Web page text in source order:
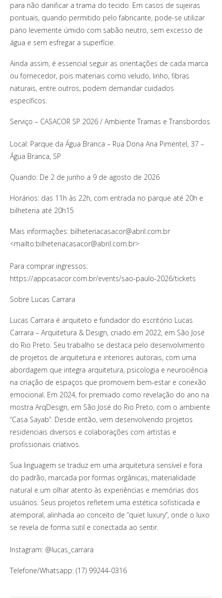
para não danificar a trama do tecido. Em casos de sujeiras
pontuais, quando permitido pelo fabricante, pode-se utilizar
pano levemente úmido com sabão neutro, sem excesso de
água e sem esfregar a superfície.
Ainda assim, é essencial seguir as orientações de cada marca
ou fornecedor, pois materiais como veludo, linho, fibras
naturais, entre outros, podem demandar cuidados
específicos.
Serviço – CASACOR SP 2026 / Ambiente Tramas e Transbordos
Local: Parque da Água Branca – Rua Dona Ana Pimentel, 37 –
Água Branca, SP
Quando: De 2 de junho a 9 de agosto de 2026
Horários: das 11h às 22h, com entrada no parque até 20h e
bilheteria até 20h15
Mais informações: bilheteriacasacor@abril.com.br
<mailto:bilheteriacasacor@abril.com.br>
Para comprar ingressos:
https://appcasacor.com.br/events/sao-paulo-2026/tickets
Sobre Lucas Carrara
Lucas Carrara é arquiteto e fundador do escritório Lucas
Carrara – Arquitetura & Design, criado em 2022, em São José
do Rio Preto. Seu trabalho se destaca pelo desenvolvimento
de projetos de arquitetura e interiores autorais, com uma
abordagem que integra arquitetura, psicologia e neurociência
na criação de espaços que promovem bem-estar e conexão
emocional. Em 2024, foi premiado como revelação do ano na
mostra ArqDesign, em São José do Rio Preto, com o ambiente
“Casa Sayab”. Desde então, vem desenvolvendo projetos
residenciais diversos e colaborações com artistas e
profissionais criativos.
Sua linguagem se traduz em uma arquitetura sensível e fora
do padrão, marcada por formas orgânicas, materialidade
natural e um olhar atento às experiências e memórias dos
usuários. Seus projetos refletem uma estética sofisticada e
atemporal, alinhada ao conceito de “quiet luxury”, onde o luxo
se revela de forma sutil e conectada ao sentir.
Instagram: @lucas_carrara
Telefone/Whatsapp: (17) 99244-0316